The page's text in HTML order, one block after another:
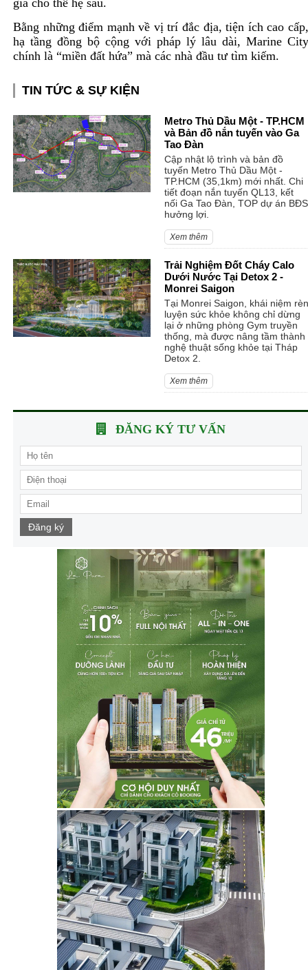
Bằng những điểm mạnh về vị trí đắc địa, tiện ích cao
hạ tầng đồng bộ cộng với pháp lý lâu dài, Marine
chính là “miền đất hứa” mà các nhà đầu tư tìm kiếm.
TIN TỨC & SỰ KIỆN
Metro Thủ Dầu Một - TP.HCM
và Bản đồ nắn tuyến vào Ga
Tao Đàn
Cập nhật lộ trình và bản đồ
tuyến Metro Thủ Dầu Một -
TP.HCM (35,1km) mới nhất. Chi
tiết đoạn nắn tuyến QL13, kết
nối Ga Tao Đàn, TOP dự án BĐS
hưởng lợi.
Xem thêm
Trải Nghiệm Đốt Cháy Calo
Dưới Nước Tại Detox 2 -
Monrei Saigon
Tại Monrei Saigon, khái niệm rèn
luyện sức khỏe không chỉ dừng
lại ở những phòng Gym truyền
thống, mà được nâng tầm thành
nghệ thuật sống khỏe tại Tháp
Detox 2.
Xem thêm
ĐĂNG KÝ TƯ VẤN
Đăng ký